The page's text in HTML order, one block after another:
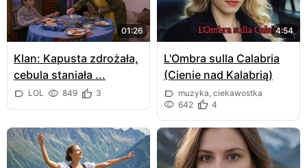
01:26
Klan: Kapusta zdrożała,
cebula staniała ...
LOL 849 3
4:54
L'Ombra sulla Calabria
(Cienie nad Kalabrią)
muzyka, ciekawostka
642
4